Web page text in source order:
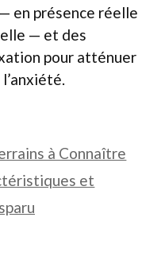
en présence réelle
— et des
pour atténuer
à Connaître
et